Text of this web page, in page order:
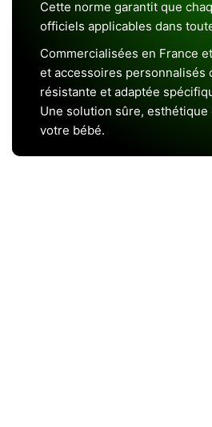
Cette norme garantit que
officiels applicables dans
Commercialisées en France
et accessoires personnalisés
résistante et adaptée
Une solution sûre,
votre bébé.